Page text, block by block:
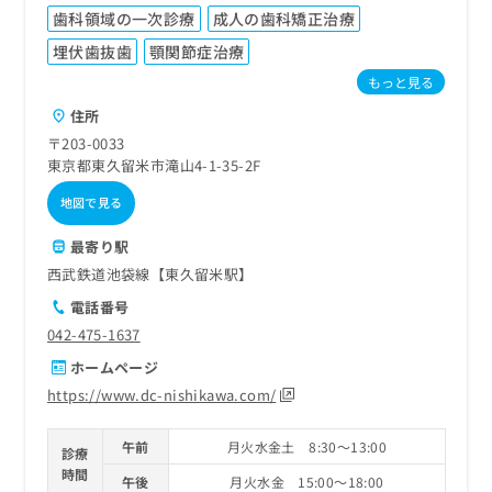
歯科領域の一次診療
成人の歯科矯正治療
埋伏歯抜歯
顎関節症治療
もっと見る
住所
〒203-0033
東京都東久留米市滝山4-1-35-2F
地図で見る
最寄り駅
西武鉄道池袋線【東久留米駅】
電話番号
042-475-1637
ホームページ
https://www.dc-nishikawa.com/
診療
時間
午前
月火水金土 8:30～13:00
午後
月火水金 15:00～18:00